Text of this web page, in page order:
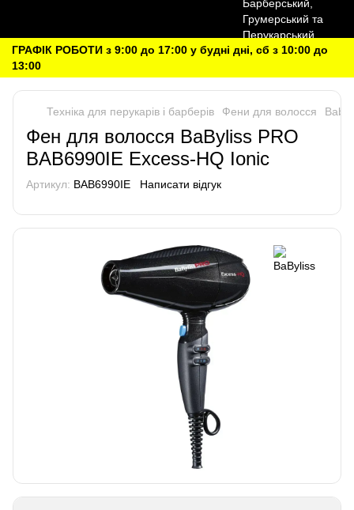
ГРАФІК РОБОТИ з 9:00 до 17:00 у будні дні, сб з 10:00 до
13:00
Техніка для перукарів і барберів Фени для волосся
Фен для волосся BaByliss PRO
BAB6990IE Excess-HQ Ionic
Артикул: BAB6990IE Написати відгук